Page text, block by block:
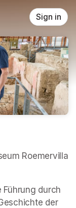
Sign in
Roemervilla
Führung durch
der